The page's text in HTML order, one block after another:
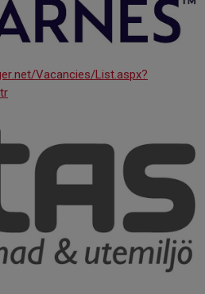
Vacancies/List.aspx?